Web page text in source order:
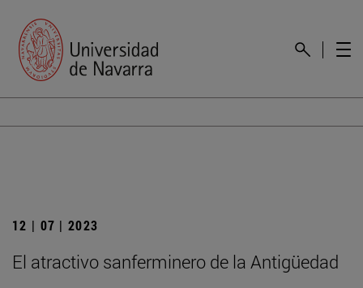
12 | 07 | 2023
El atractivo sanferminero de la Antigüedad